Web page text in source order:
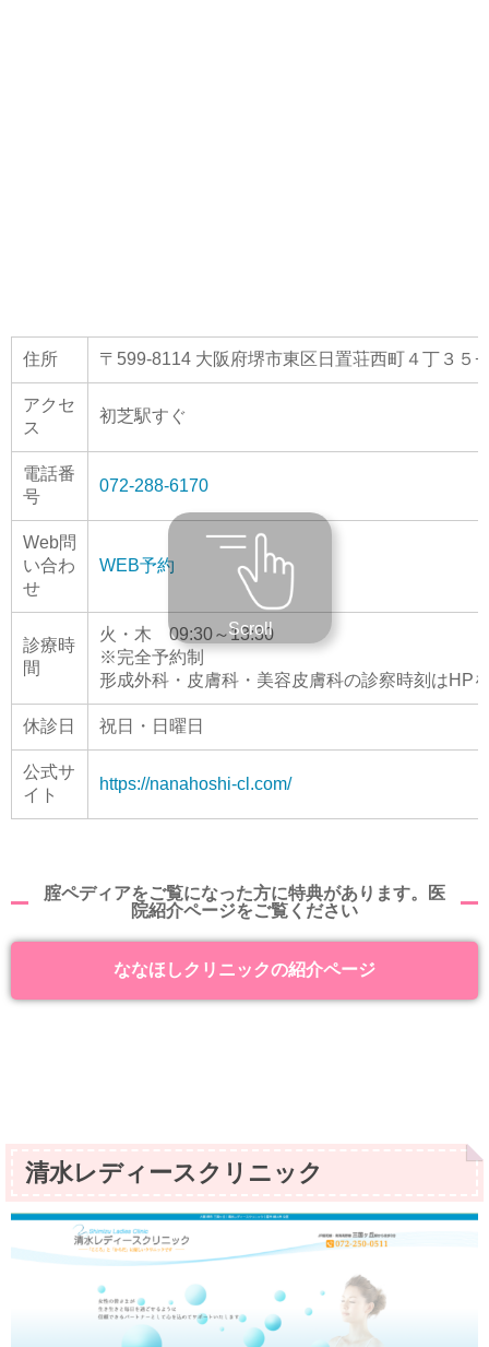
住所 〒599-8114 大阪府堺市東区日置荘西町４丁３５
アクセ
ス
初芝駅すぐ
電話番
号
072-288-6170
Web問
い合わ
せ
WEB予約
診療時
間
火・木 09:30～13:30
※完全予約制
形成外科・皮膚科・美容皮膚科の診察時刻はHP
休診日 祝日・日曜日
公式サ
イト
https://nanahoshi-cl.com/
Scroll
腟ペディアをご覧になった方に特典があります。医
院紹介ページをご覧ください
ななほしクリニックの紹介ページ
清水レディースクリニック